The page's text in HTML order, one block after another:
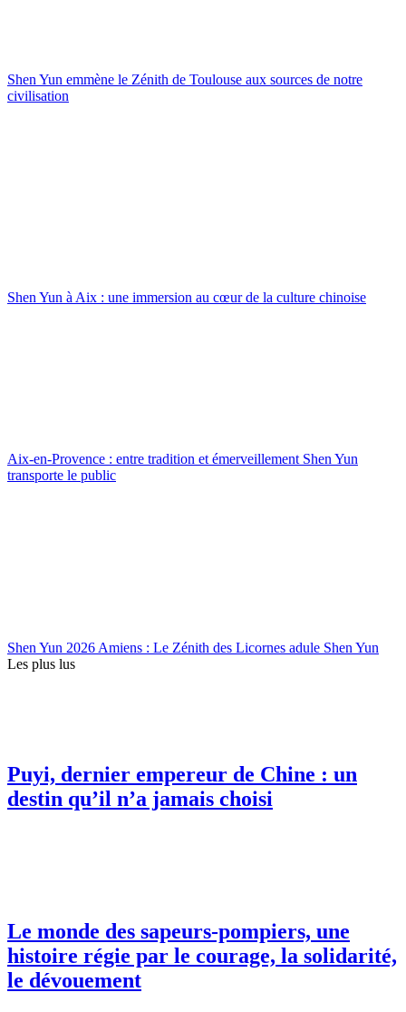
Shen Yun emmène le Zénith de Toulouse aux sources de notre
civilisation
Shen Yun à Aix : une immersion au cœur de la culture chinoise
Aix-en-Provence : entre tradition et émerveillement Shen Yun
transporte le public
Shen Yun 2026 Amiens : Le Zénith des Licornes adule Shen Yun
Les plus lus
Puyi, dernier empereur de Chine : un
destin qu’il n’a jamais choisi
Le monde des sapeurs-pompiers, une
histoire régie par le courage, la solidarité,
le dévouement